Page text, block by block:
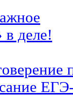
деле!